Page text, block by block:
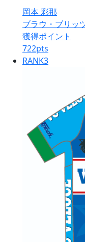
岡本 彩那
ブラウ・ブリッ
獲得ポイント
722pts
RANK3